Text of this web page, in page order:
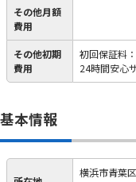
その他月額
費用
その他初期
費用
初回保証料 ：
24時間安心
基本情報
横浜市青葉